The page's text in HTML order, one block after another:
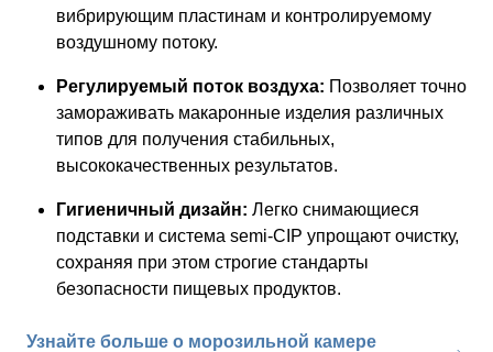
вибрирующим пластинам и контролируемому
воздушному потоку.
Регулируемый поток воздуха: Позволяет точно
замораживать макаронные изделия различных
типов для получения стабильных,
высококачественных результатов.
Гигиеничный дизайн: Легко снимающиеся
подставки и система semi-CIP упрощают очистку,
сохраняя при этом строгие стандарты
безопасности пищевых продуктов.
Узнайте больше о морозильной камере